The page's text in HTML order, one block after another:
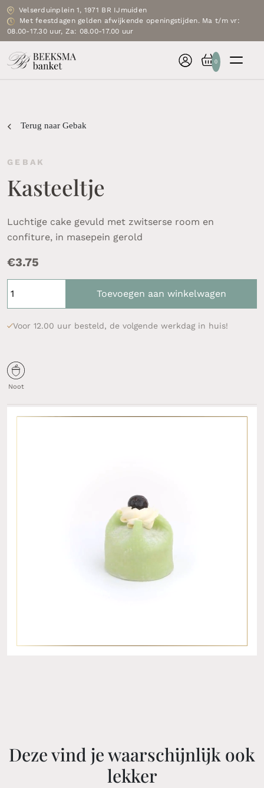
Velserduinplein 1, 1971 BR IJmuiden
Met feestdagen gelden afwijkende openingstijden. Ma t/m vr:
08.00-17.30 uur, Za: 08.00-17.00 uur
0
Terug naar Gebak
GEBAK
Kasteeltje
Luchtige cake gevuld met zwitserse room en
confiture, in masepein gerold
€3.75
Toevoegen aan winkelwagen
Voor 12.00 uur besteld, de volgende werkdag in huis!
Noot
Deze vind je waarschijnlijk ook
lekker